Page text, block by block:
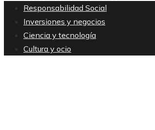
Responsabilidad Social
Inversiones y negocios
Ciencia y tecnología
Cultura y ocio